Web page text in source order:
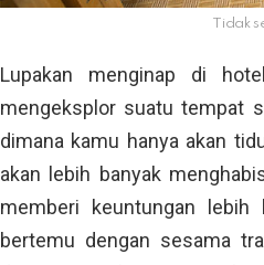
Tidak
Lupakan menginap di
mengeksplor suatu tempat
dimana kamu hanya akan
akan lebih banyak
memberi keuntungan
bertemu dengan sesama